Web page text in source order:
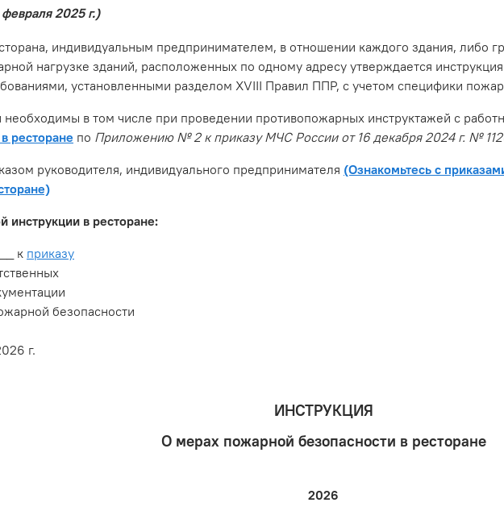
2025 г.)
индивидуальным предпринимателем, в отношении каждого здания, либо
нагрузке зданий, расположенных по одному адресу утверждается
установленными разделом XVIII Правил ППР, с учетом специфики
необходимы в том числе при проведении противопожарных инструктажей с
ресторане по Приложению № 2 к приказу МЧС России от 16 декабря 2024 г. №
руководителя, индивидуального предпринимателя (Ознакомьтесь с
инструкции в ресторане:
к приказу
безопасности
г.
ИНСТРУКЦИЯ
О мерах пожарной безопасности в ресторане
2026